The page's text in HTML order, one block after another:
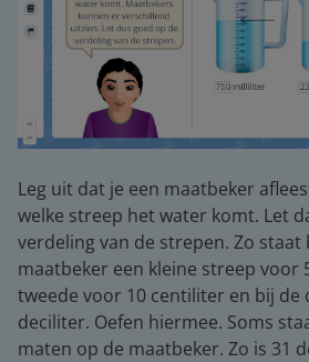
Leg uit dat je een maatbeker
welke streep het water komt. Let
verdeling van de strepen. Zo staat
maatbeker een kleine streep voor
tweede voor 10 centiliter en bij de
deciliter. Oefen hiermee. Soms
maten op de maatbeker. Zo is 31